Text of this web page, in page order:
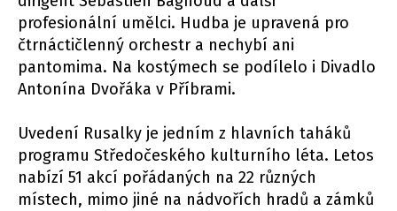
profesionální umělci. Hudba je upravená pro
čtrnáctičlenný orchestr a nechybí ani
pantomima. Na kostýmech se podílelo i Divadlo
Antonína Dvořáka v Příbrami.
Uvedení Rusalky je jedním z hlavních taháků
programu Středočeského kulturního léta. Letos
nabízí 51 akcí pořádaných na 22 různých
místech, mimo jiné na nádvořích hradů a zámků